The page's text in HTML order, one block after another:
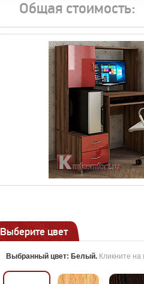
Общая стоимость:
Выберите цвет
Выбранный цвет: Белый. Кликните